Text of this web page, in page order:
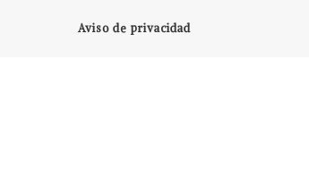
Aviso de privacidad